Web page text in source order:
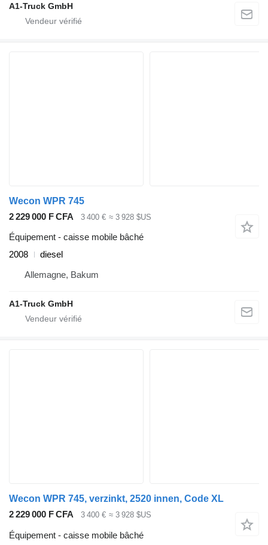
A1-Truck GmbH
Wecon WPR 745
2 229 000 F CFA
3 400 € ≈ 3 928 $US
Équipement - caisse mobile bâché
2008
diesel
Allemagne, Bakum
A1-Truck GmbH
Wecon WPR 745, verzinkt, 2520 innen, Code XL
2 229 000 F CFA
3 400 € ≈ 3 928 $US
Équipement - caisse mobile bâché